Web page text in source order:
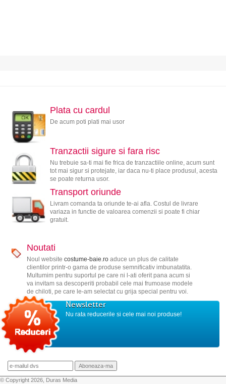
Plata cu cardul
De acum poti plati mai usor
Tranzactii sigure si fara risc
Nu trebuie sa-ti mai fie frica de tranzactiile online, acum sunt
tot mai sigur si protejate, iar daca nu-ti place produsul, acesta
se poate returna usor.
Transport oriunde
Livram comanda ta oriunde te-ai afla. Costul de livrare
variaza in functie de valoarea comenzii si poate fi chiar
gratuit.
Noutati
Noul website costume-baie.roaduce un plus de calitate
clientilor printr-o gama de produse semnificativ imbunatatita.
Multumim pentru suportul pe care ni l-ati oferit pana acum si
va invitam sa descoperiti probabil cele mai frumoase modele
de chiloti, pe care le-am selectat cu grija special pentru voi.
Newsletter
Nu rata reducerile si cele mai noi produse!
© Copyright 2026, Duras Media